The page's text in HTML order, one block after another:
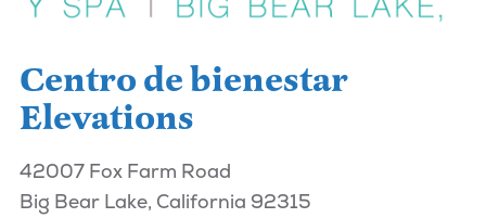
Centro de bienestar
Elevations
42007 Fox Farm Road
Big Bear Lake, California 92315